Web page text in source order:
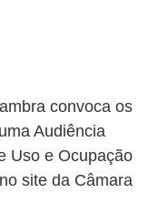
convoca os
Audiência
Uso e Ocupação
site da Câmara